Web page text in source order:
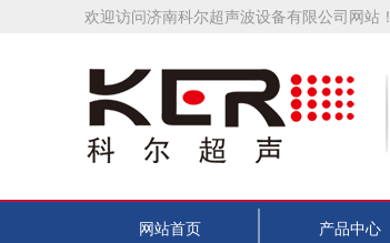
欢迎访问济南科尔超声波设备有限公司网站！
网站首页 产品中心